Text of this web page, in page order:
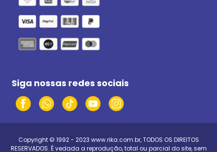
Siga nossas redes sociais
Copyright © 1992 - 2023 www.rika.com.br, TODOS OS DIREITOS
RESERVADOS. É vedada a reprodução, total ou parcial do site, sem